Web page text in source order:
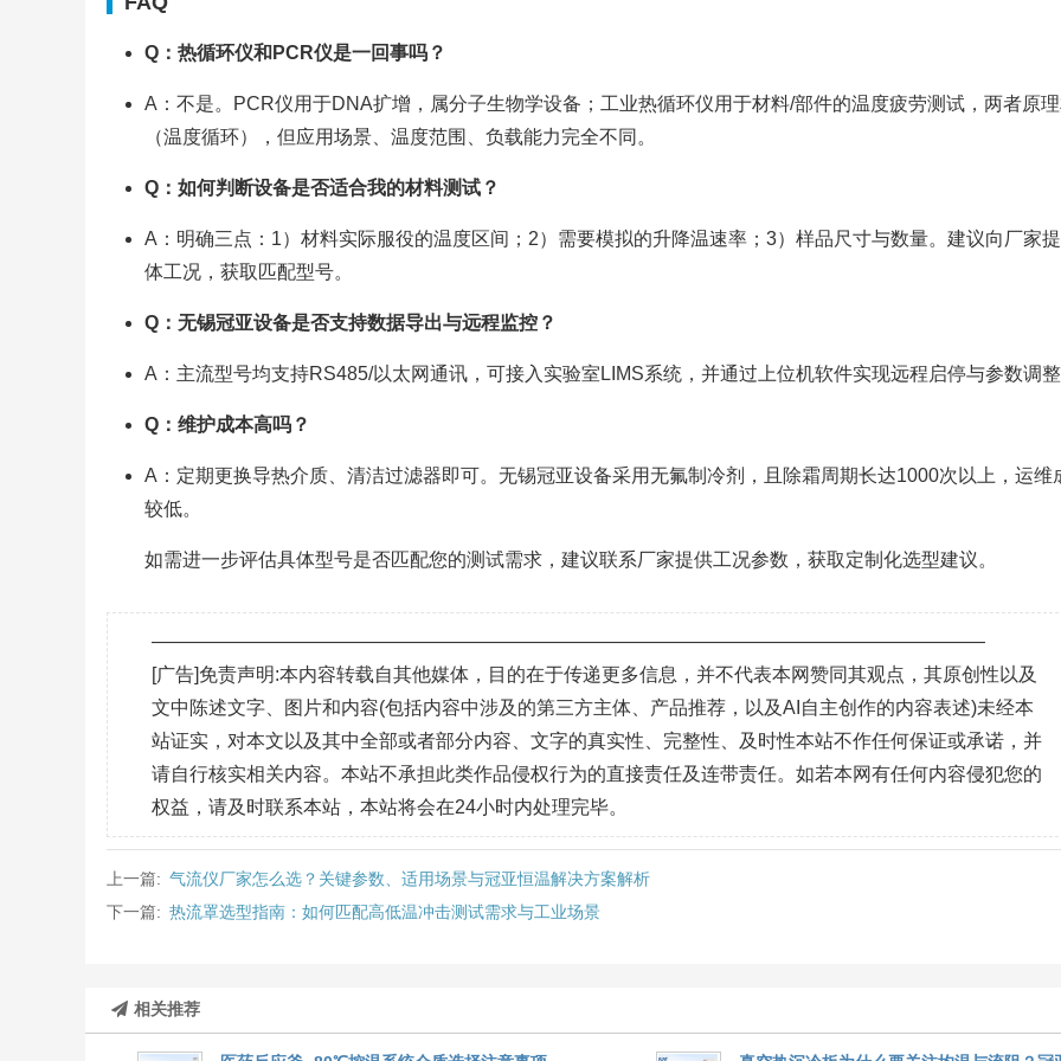
Q：热循环仪和PCR仪是一回事吗？
A：不是。PCR仪用于DNA扩增，属分子生物学设备；工业热循环仪用于材料/部件的温度疲劳测试，两者原
（温度循环），但应用场景、温度范围、负载能力完全不同。
Q：如何判断设备是否适合我的材料测试？
A：明确三点：1）材料实际服役的温度区间；2）需要模拟的升降温速率；3）样品尺寸与数量。建议向厂家
体工况，获取匹配型号。
Q：无锡冠亚设备是否支持数据导出与远程监控？
A：主流型号均支持RS485/以太网通讯，可接入实验室LIMS系统，并通过上位机软件实现远程启停与参数调整
Q：维护成本高吗？
A：定期更换导热介质、清洁过滤器即可。无锡冠亚设备采用无氟制冷剂，且除霜周期长达1000次以上，运维
较低。
如需进一步评估具体型号是否匹配您的测试需求，建议联系厂家提供工况参数，获取定制化选型建议。
————————————————————————————————————————————
[广告]免责声明:本内容转载自其他媒体，目的在于传递更多信息，并不代表本网赞同其观点，其原创性以及
文中陈述文字、图片和内容(包括内容中涉及的第三方主体、产品推荐，以及AI自主创作的内容表述)未经本
站证实，对本文以及其中全部或者部分内容、文字的真实性、完整性、及时性本站不作任何保证或承诺，并
请自行核实相关内容。本站不承担此类作品侵权行为的直接责任及连带责任。如若本网有任何内容侵犯您的
权益，请及时联系本站，本站将会在24小时内处理完毕。
上一篇: 气流仪厂家怎么选？关键参数、适用场景与冠亚恒温解决方案解析
下一篇: 热流罩选型指南：如何匹配高低温冲击测试需求与工业场景
相关推荐